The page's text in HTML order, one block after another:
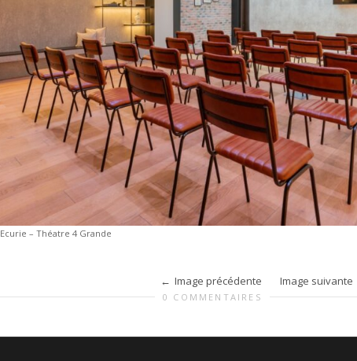
Ecurie – Théatre 4 Grande
Image précédente Image suivante
0 COMMENTAIRES